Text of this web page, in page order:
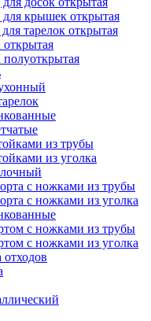
крышек открытая
тарелок открытая
из трубы
из уголка
с ножками из трубы
с ножками из уголка
с ножками из трубы
с ножками из уголка
отходов